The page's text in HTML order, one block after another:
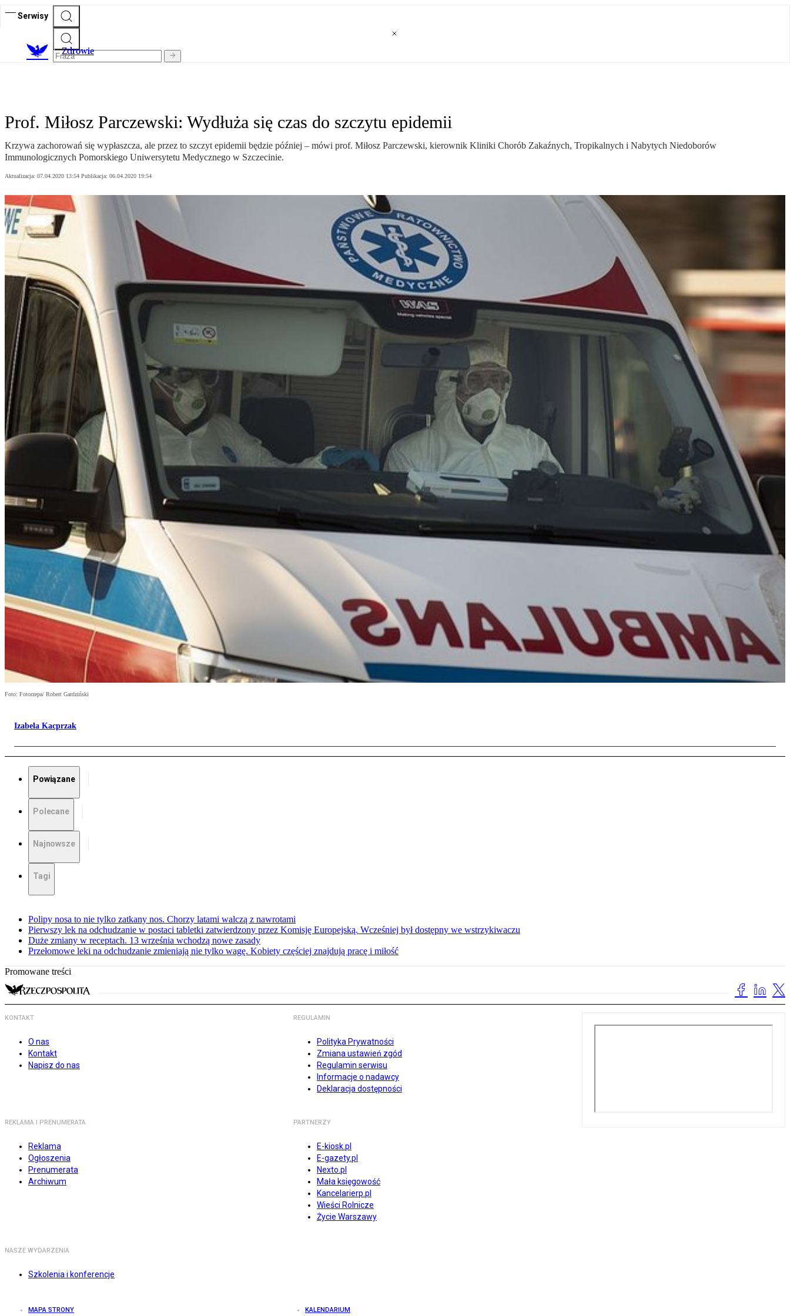
Serwisy
Zdrowie
Prof. Miłosz Parczewski: Wydłuża się czas do szczytu epidemii
Krzywa zachorowań się wypłaszcza, ale przez to szczyt epidemii będzie później – mówi prof. Miłosz Parczewski, kierownik Kliniki Chorób Zakaźnych, Tropikalnych i Nabytych Niedoborów
Immunologicznych Pomorskiego Uniwersytetu Medycznego w Szczecinie.
Aktualizacja: 07.04.2020 13:54 Publikacja: 06.04.2020 19:54
Foto: Fotorzepa/ Robert Gardziński
Izabela Kacprzak
Powiązane
Polecane
Najnowsze
Tagi
Polipy nosa to nie tylko zatkany nos. Chorzy latami walczą z nawrotami
Pierwszy lek na odchudzanie w postaci tabletki zatwierdzony przez Komisję Europejską. Wcześniej był dostępny we wstrzykiwaczu
Duże zmiany w receptach. 13 września wchodzą nowe zasady
Przełomowe leki na odchudzanie zmieniają nie tylko wagę. Kobiety częściej znajdują pracę i miłość
Promowane treści
KONTAKT
O nas
Kontakt
Napisz do nas
REGULAMIN
Polityka Prywatności
Zmiana ustawień zgód
Regulamin serwisu
Informacje o nadawcy
Deklaracja dostępności
REKLAMA I PRENUMERATA
Reklama
Ogłoszenia
Prenumerata
Archiwum
PARTNERZY
E-kiosk.pl
E-gazety.pl
Nexto.pl
Mała księgowość
Kancelarierp.pl
Wieści Rolnicze
Życie Warszawy
NASZE WYDARZENIA
Szkolenia i konferencje
MAPA STRONY KALENDARIUM